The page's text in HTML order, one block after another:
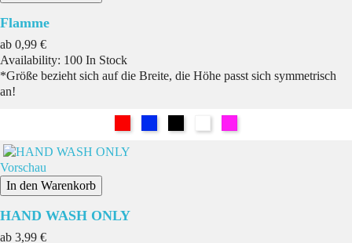
Flamme
ab Preis
0,99 €
Availability: 100 In Stock
*Größe bezieht sich auf die Breite, die Höhe passt sich symmetrisch
an!
Vorschau
In den Warenkorb
HAND WASH ONLY
ab Preis
3,99 €